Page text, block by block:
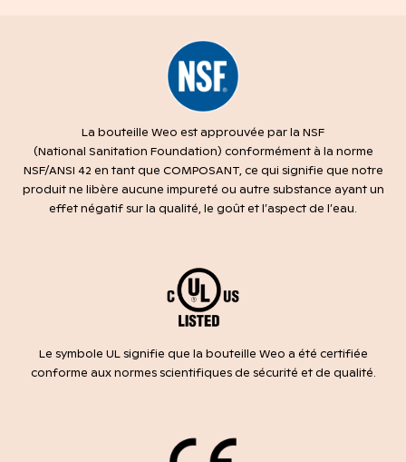
La bouteille Weo est approuvée par la NSF
(National Sanitation Foundation) conformément à la norme
NSF/ANSI 42 en tant que COMPOSANT, ce qui signifie que notre
produit ne libère aucune impureté ou autre substance ayant un
effet négatif sur la qualité, le goût et l’aspect de l’eau.
Le symbole UL signifie que la bouteille Weo a été certifiée
conforme aux normes scientifiques de sécurité et de qualité.